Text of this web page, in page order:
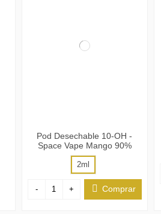
Pod Desechable 10-OH -
Space Vape Mango 90%
2ml
- + Comprar